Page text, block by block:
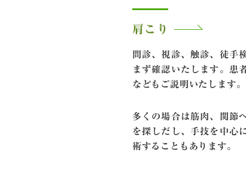
肩こり
問診、視診、触診、徒手
まず確認いたします。患
などもご説明いたします。
多くの場合は筋肉、関節
を探しだし、手技を中心
術することもあります。